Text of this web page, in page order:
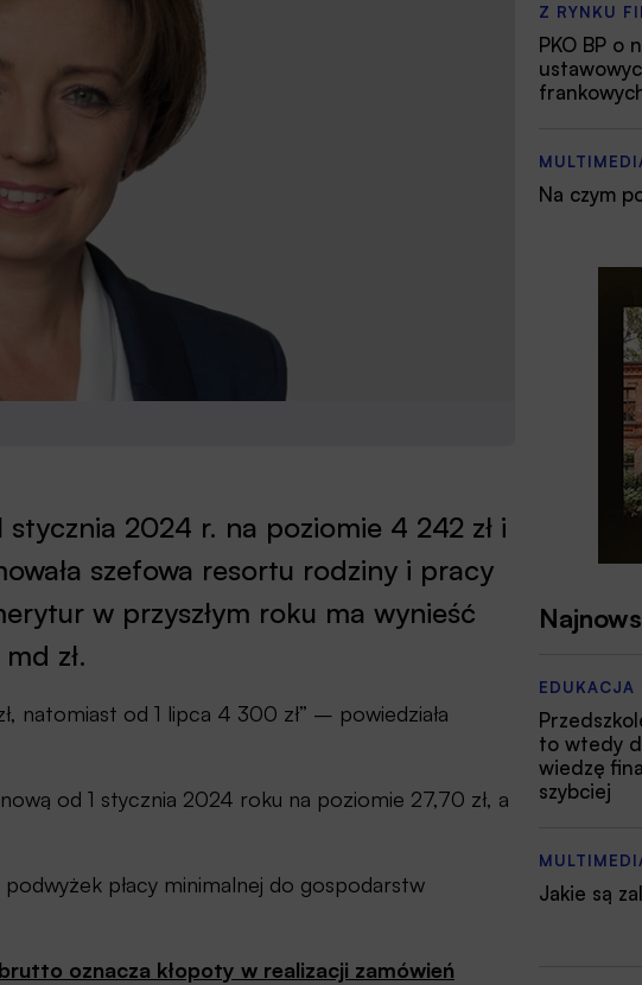
2024 r. na poziomie 4 242 zł i
szefowa resortu rodziny i pracy
w przyszłym roku ma wynieść
zł.
natomiast od 1 lipca 4 300 zł” – powiedziała
od 1 stycznia 2024 roku na poziomie 27,70 zł, a
płacy minimalnej do gospodarstw
oznacza kłopoty w realizacji zamówień
Z RYNKU
PKO BP o
Na czym
EDUKACJA
to wtedy
wiedzę
szybciej
Jakie są